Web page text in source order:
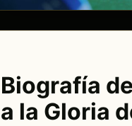
Biografía
a la Gloria